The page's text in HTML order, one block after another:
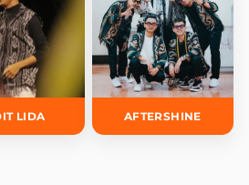
LIDA AFTERSHINE